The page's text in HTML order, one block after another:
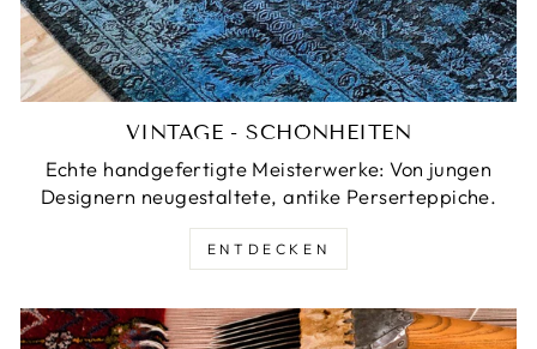
VINTAGE - SCHÖNHEITEN
Echte handgefertigte Meisterwerke: Von jungen
Designern neugestaltete, antike Perserteppiche.
ENTDECKEN